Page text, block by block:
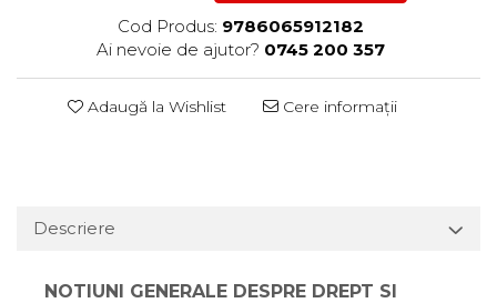
Cod Produs: 9786065912182
Ai nevoie de ajutor? 0745 200 357
Adaugă la Wishlist Cere informații
Descriere
NOTIUNI GENERALE DESPRE DREPT SI